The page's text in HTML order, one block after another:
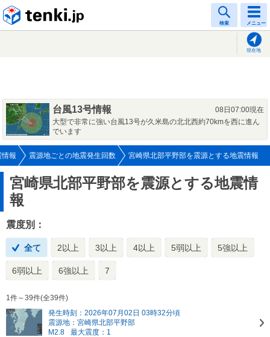
検索 メニュー
現在地
台風13号情報
08日07:00現在
大型で非常に強い台風13号が久米島の北北西約70kmを西に進ん
でいます
情報 震源地ごとの地震発生回数 宮崎県北部平野部を震源とする地震情報
宮崎県北部平野部を震源とする地震情
報
震度別：
全て 2以上 3以上 4以上 5弱以上 5強以上
6弱以上 6強以上 7
1件～39件(全39件)
発生時刻：2026年07月02日 03時32分頃
震源地：宮崎県北部平野部
M2.8
最大震度：1